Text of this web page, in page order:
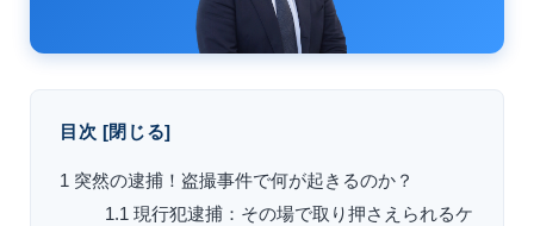
目次 [閉じる]
1 突然の逮捕！盗撮事件で何が起きるのか？
1.1 現行犯逮捕：その場で取り押さえられるケ